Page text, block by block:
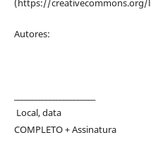
(https://creativecommons.org/
Autores:
Local,
COMPLETO + Assinatura